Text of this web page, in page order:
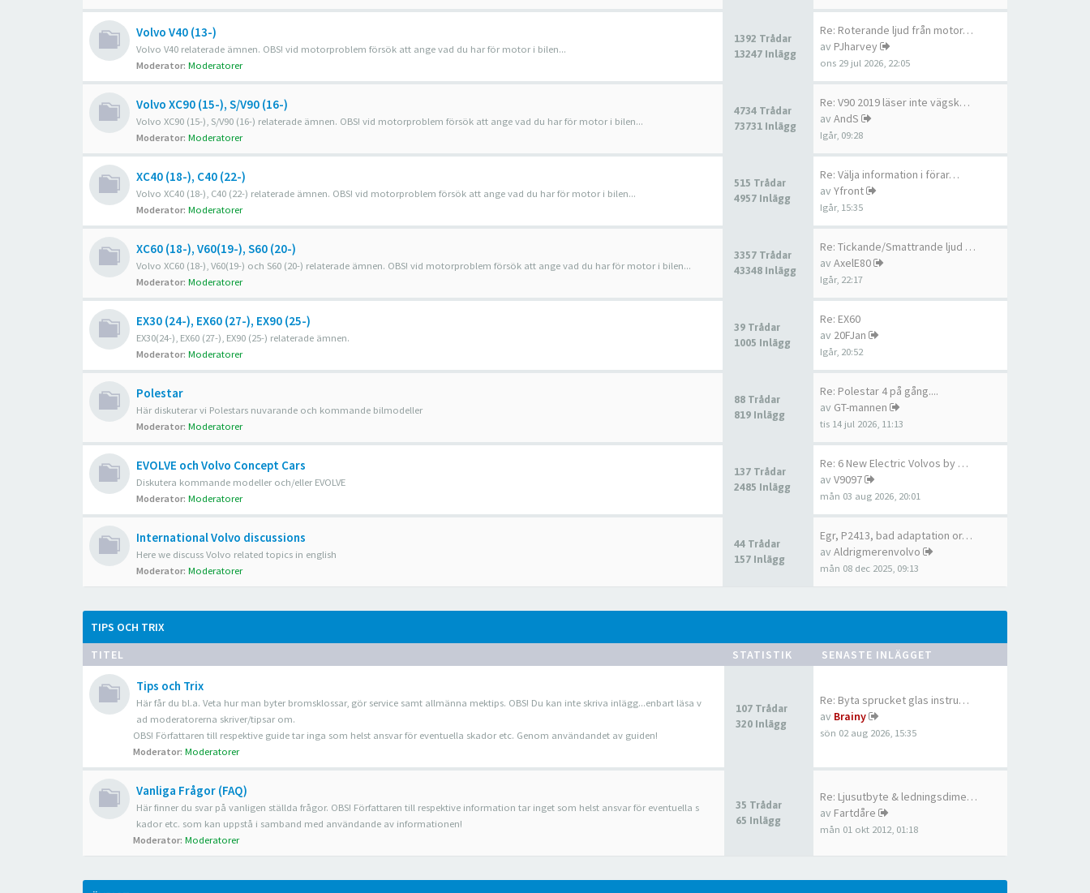
Volvo V40 (13-)
Volvo V40 relaterade ämnen. OBS! vid motorproblem försök att ange vad du har för motor i bilen...
Moderator: Moderatorer
1392 Trådar
13247 Inlägg
Re: Roterande ljud från motor…
av PJharvey
ons 29 jul 2026, 22:05
Volvo XC90 (15-), S/V90 (16-)
Volvo XC90 (15-), S/V90 (16-) relaterade ämnen. OBS! vid motorproblem försök att ange vad du har för motor i bilen...
Moderator: Moderatorer
4734 Trådar
73731 Inlägg
Re: V90 2019 läser inte vägsk…
av AndS
Igår, 09:28
XC40 (18-), C40 (22-)
Volvo XC40 (18-), C40 (22-) relaterade ämnen. OBS! vid motorproblem försök att ange vad du har för motor i bilen...
Moderator: Moderatorer
515 Trådar
4957 Inlägg
Re: Välja information i förar…
av Yfront
Igår, 15:35
XC60 (18-), V60(19-), S60 (20-)
Volvo XC60 (18-), V60(19-) och S60 (20-) relaterade ämnen. OBS! vid motorproblem försök att ange vad du har för motor i bilen...
Moderator: Moderatorer
3357 Trådar
43348 Inlägg
Re: Tickande/Smattrande ljud …
av AxelE80
Igår, 22:17
EX30 (24-), EX60 (27-), EX90 (25-)
EX30(24-), EX60 (27-), EX90 (25-) relaterade ämnen.
Moderator: Moderatorer
39 Trådar
1005 Inlägg
Re: EX60
av 20FJan
Igår, 20:52
Polestar
Här diskuterar vi Polestars nuvarande och kommande bilmodeller
Moderator: Moderatorer
88 Trådar
819 Inlägg
Re: Polestar 4 på gång....
av GT-mannen
tis 14 jul 2026, 11:13
EVOLVE och Volvo Concept Cars
Diskutera kommande modeller och/eller EVOLVE
Moderator: Moderatorer
137 Trådar
2485 Inlägg
Re: 6 New Electric Volvos by …
av V9097
mån 03 aug 2026, 20:01
International Volvo discussions
Here we discuss Volvo related topics in english
Moderator: Moderatorer
44 Trådar
157 Inlägg
Egr, P2413, bad adaptation or…
av Aldrigmerenvolvo
mån 08 dec 2025, 09:13
TIPS OCH TRIX
TITEL
STATISTIK SENASTE INLÄGGET
Tips och Trix
Här får du bl.a. Veta hur man byter bromsklossar, gör service samt allmänna mektips. OBS! Du kan inte skriva inlägg...enbart läsa v
ad moderatorerna skriver/tipsar om.
OBS! Författaren till respektive guide tar inga som helst ansvar för eventuella skador etc. Genom användandet av guiden!
Moderator: Moderatorer
107 Trådar
320 Inlägg
Re: Byta sprucket glas instru…
av Brainy
sön 02 aug 2026, 15:35
Vanliga Frågor (FAQ)
Här finner du svar på vanligen ställda frågor. OBS! Författaren till respektive information tar inget som helst ansvar för eventuella s
kador etc. som kan uppstå i samband med användande av informationen!
Moderator: Moderatorer
35 Trådar
65 Inlägg
Re: Ljusutbyte & ledningsdime…
av Fartdåre
mån 01 okt 2012, 01:18